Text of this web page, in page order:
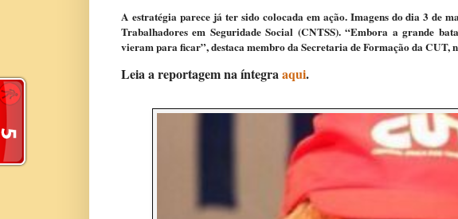
A estratégia parece já ter sido colocada em ação. Imagens do dia 3 de
Trabalhadores em Seguridade Social (CNTSS). “Embora a grande
vieram para ficar”, destaca membro da Secretaria de Formação da
Leia a reportagem na íntegraaqui.